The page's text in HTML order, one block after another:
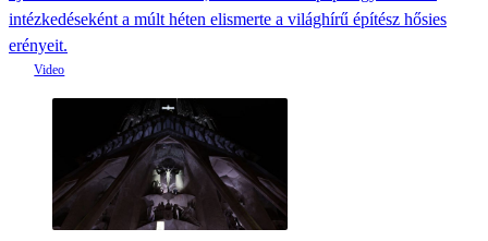
intézkedéseként a múlt héten elismerte a világhírű építész hősies
erényeit.